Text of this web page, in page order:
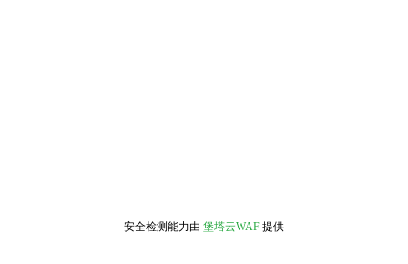
安全检测能力由 堡塔云WAF 提供